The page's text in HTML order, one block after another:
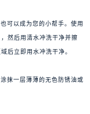
可以成为您的小帮手。使用
然后用清水冲洗干净并擦
后立即用水冲洗干净。
抹一层薄薄的无色防锈油或